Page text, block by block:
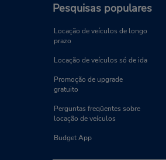
Pesquisas populares
Locação de veículos de longo
prazo
Locação de veículos só de ida
Promoção de upgrade
gratuito
Perguntas freqüentes sobre
locação de veículos
Budget App